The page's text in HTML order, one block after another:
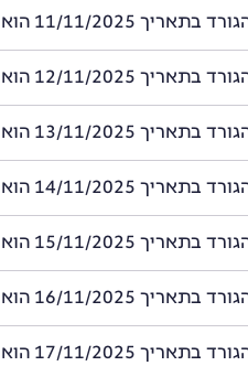
11/11/2025 הוא 0.0247
12/11/2025 הוא 0.0246
13/11/2025 הוא 0.0244
14/11/2025 הוא 0.0246
15/11/2025 הוא 0.0247
16/11/2025 הוא 0.0247
17/11/2025 הוא 0.0247